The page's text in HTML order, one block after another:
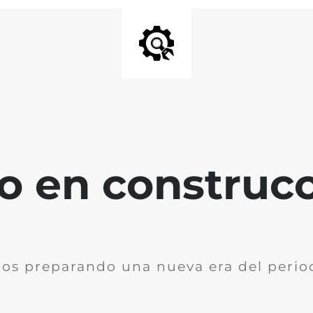
en
preparando una nueva era del